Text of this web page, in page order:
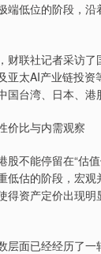
端低位的阶段，
联社记者采访了
亚太AI产业链投
国台湾、日本、
比与内需观察
不能停留在“估值
低估的阶段，宏
得资产定价出现
面已经经历了一